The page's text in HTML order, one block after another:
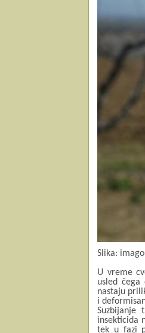
Slika:
U vreme
usled
nastaju
i
Suzbijanje
insekticida
tek u fazi